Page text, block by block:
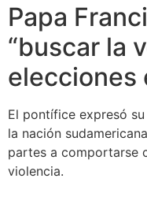
Papa
“buscar la
elecciones
El pontífice expresó
la nación
partes a comportarse
violencia.